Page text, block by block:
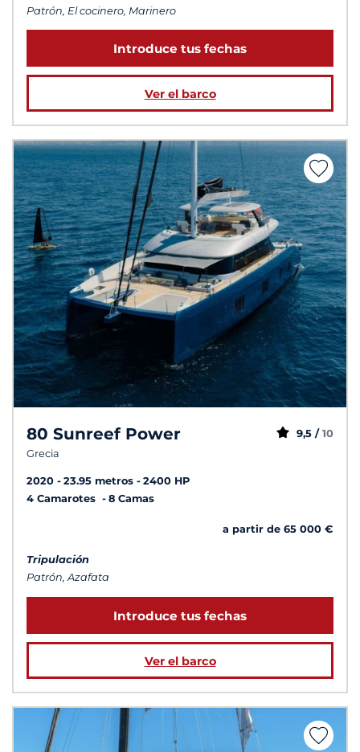
Patrón, El cocinero, Marinero
Introduce tus fechas
Ver el barco
80 Sunreef Power
Grecia
9,5 / 10
2020 23.95 metros
2400 HP
4 Camarotes
8 Camas
a partir de 65 000 €
Tripulación
Patrón, Azafata
Introduce tus fechas
Ver el barco